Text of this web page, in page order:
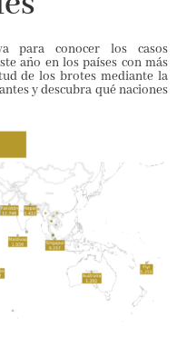
para conocer los casos
año en los países con más
de los brotes mediante la
y descubra qué naciones